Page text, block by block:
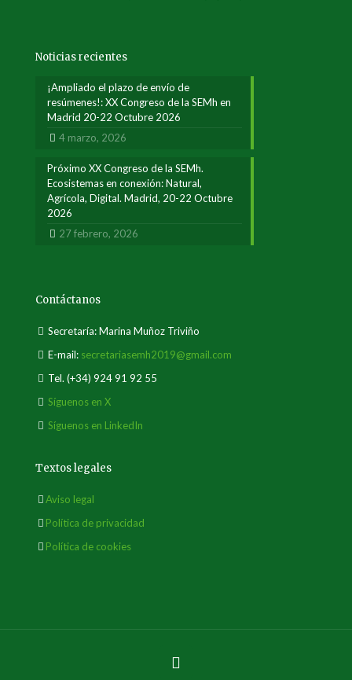
Noticias recientes
¡Ampliado el plazo de envío de
resúmenes!: XX Congreso de la SEMh en
Madrid 20-22 Octubre 2026
4 marzo, 2026
Próximo XX Congreso de la SEMh.
Ecosistemas en conexión: Natural,
Agrícola, Digital. Madrid, 20-22 Octubre
2026
27 febrero, 2026
Contáctanos
Secretaría: Marina Muñoz Triviño
E-mail: secretariasemh2019@gmail.com
Tel. (+34) 924 91 92 55
Síguenos en X
Síguenos en LinkedIn
Textos legales
Aviso legal
Política de privacidad
Política de cookies